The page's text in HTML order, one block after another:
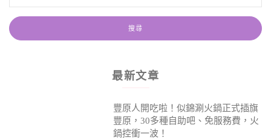
最新文章
豐原人開吃啦！似錦涮火鍋正式插旗
豐原，30多種自助吧、免服務費，火
鍋控衝一波！